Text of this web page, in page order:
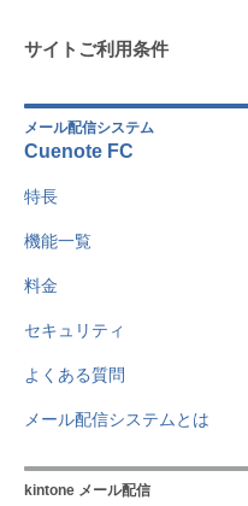
サイトご利用条件
メール配信システム
Cuenote FC
特長
機能一覧
料金
セキュリティ
よくある質問
メール配信システムとは
kintone メール配信